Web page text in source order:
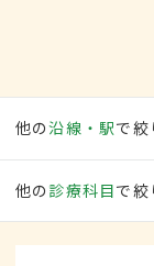
他の沿線・駅で絞
他の 診療科目で絞